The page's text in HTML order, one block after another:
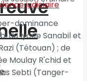
dominance
du lycée Sanabil et
(Tétouan) ; de
Moulay R'chid et
Sebti (Tanger-